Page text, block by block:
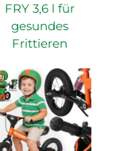
FRY 3,6 l für
gesundes
Frittieren